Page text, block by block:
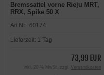
Bremssattel vorne Rieju MRT,
RRX, Spike 50 X
Art.Nr.: 60174
Lieferzeit: 1 Tag
73,99 EUR
inkl. 20 % MwSt. zzgl. Versandkosten